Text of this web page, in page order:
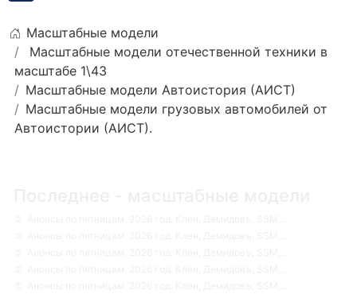
Масштабные модели
Масштабные модели отечественной техники в
масштабе 1\43
Масштабные модели Автоистория (АИСТ)
Масштабные модели грузовых автомобилей от
Автоистории (АИСТ).